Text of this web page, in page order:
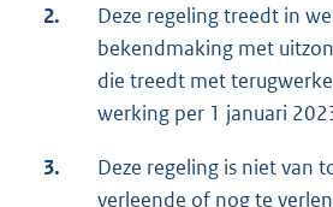
2.
Deze regeling treedt in
bekendmaking met
die treedt met
werking per 1 januari
3.
Deze regeling is niet van
verleende of nog te